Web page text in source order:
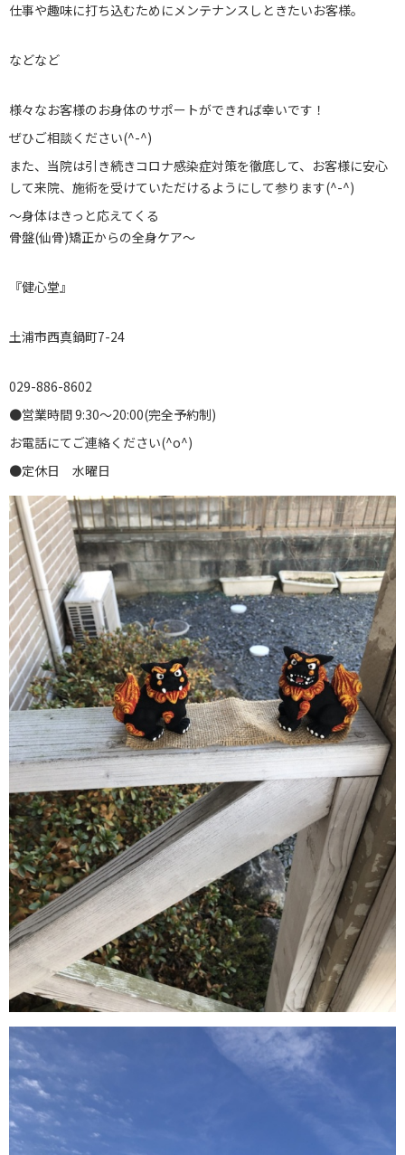
029-886-8602
仕事や趣味に打ち込むためにメンテナンスしときたいお客様。
などなど
様々なお客様のお身体のサポートができれば幸いです！
ぜひご相談ください(^-^)
また、当院は引き続きコロナ感染症対策を徹底して、お客様に安心
して来院、施術を受けていただけるようにして参ります(^-^)
〜身体はきっと応えてくる
骨盤(仙骨)矯正からの全身ケア〜
『健心堂』
土浦市西真鍋町7-24
029-886-8602
●営業時間 9:30〜20:00(完全予約制)
お電話にてご連絡ください(^o^)
●定休日 水曜日